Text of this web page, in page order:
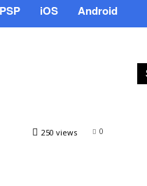
PSP iOS Android
0
250 views